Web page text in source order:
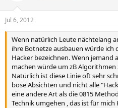
Jul 6, 2012
Wenn natürlich Leute nächtelang
ihre Botnetze ausbauen würde ich
Hacker bezeichnen. Wenn jemand
machen würde um zB
Natürlich ist diese Linie oft sehr
böse Absichten und nicht alle
eine andere Art als die 0815
Technik umgehen , das ist für mich